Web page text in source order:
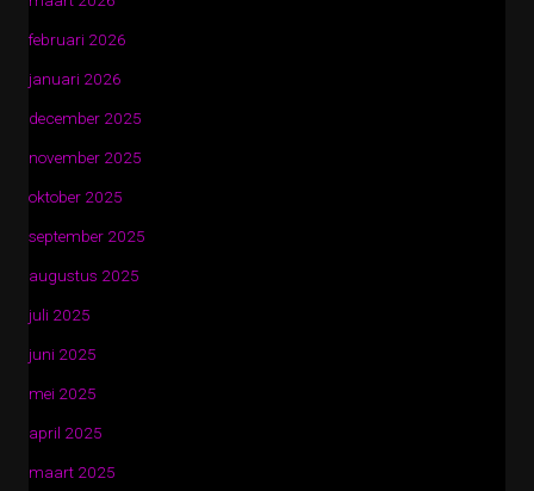
februari 2026
januari 2026
december 2025
november 2025
oktober 2025
september 2025
augustus 2025
juli 2025
juni 2025
mei 2025
april 2025
maart 2025